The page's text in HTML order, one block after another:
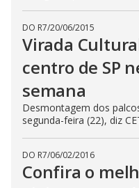
DO R7/20/06/2015
Virada
centro de SP
semana
Desmontagem dos
segunda-feira (22), diz
DO R7/06/02/2016
Confira o